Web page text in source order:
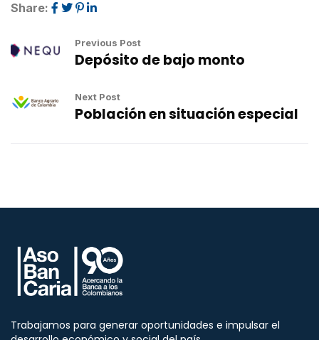
Share:
Previous Post
Depósito de bajo monto
Next Post
Población en situación especial
Trabajamos para generar oportunidades e impulsar el